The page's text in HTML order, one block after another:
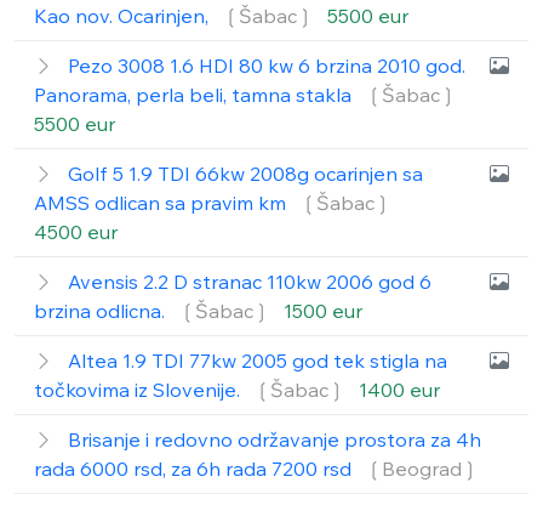
Kao nov. Ocarinjen,
❲Šabac❳ 5500 eur
Pezo 3008 1.6 HDI 80 kw 6 brzina 2010 god.
Panorama, perla beli, tamna stakla
❲Šabac❳
5500 eur
Golf 5 1.9 TDI 66kw 2008g ocarinjen sa
AMSS odlican sa pravim km
❲Šabac❳
4500 eur
Avensis 2.2 D stranac 110kw 2006 god 6
brzina odlicna.
❲Šabac❳ 1500 eur
Altea 1.9 TDI 77kw 2005 god tek stigla na
točkovima iz Slovenije.
❲Šabac❳ 1400 eur
Brisanje i redovno održavanje prostora za 4h
rada 6000 rsd, za 6h rada 7200 rsd
❲Beograd❳